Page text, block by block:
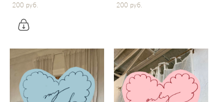
200 pуб.
200 pуб.